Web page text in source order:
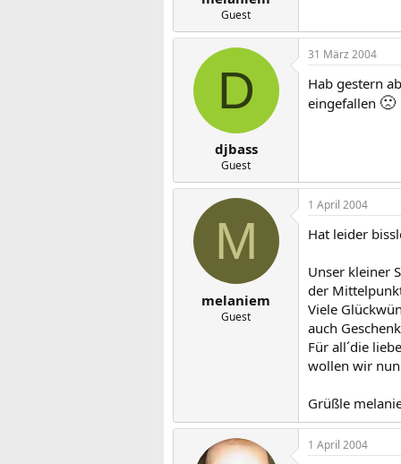
Guest
D
djbass
Guest
31 März 2004
Hab gestern
eingefallen 🙁
M
melaniem
Guest
1 April 2004
Hat leider
Unser kleiner
der
Viele
auch
Für all´die
wollen wir
Grüßle
1 April 2004